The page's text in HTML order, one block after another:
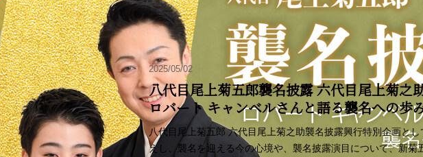
2025/05/02
八代目尾上菊五郎襲名披露 六代目尾上菊之
ロバート キャンベルさんと語る襲名への
八代目尾上菊五郎 六代目尾上菊之助襲名披露興行特別企画と
えし、襲名を迎える今の心境や、襲名披露演目について、新